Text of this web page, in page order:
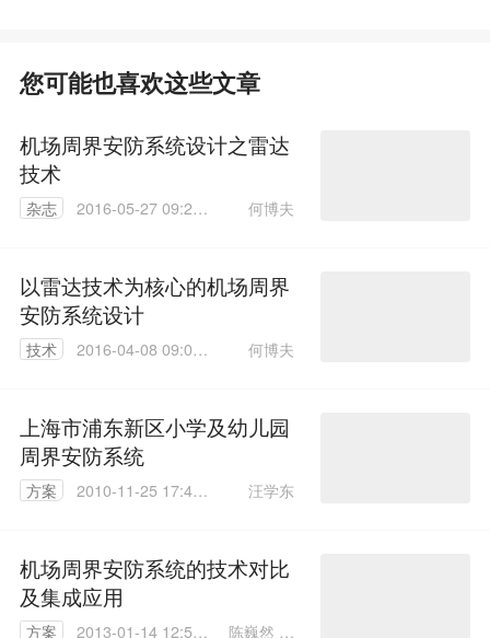
您可能也喜欢这些文章
机场周界安防系统设计之雷达
技术
杂志
2016-05-27 09:27:
何博夫
以雷达技术为核心的机场周界
安防系统设计
技术
2016-04-08 09:06:
何博夫
上海市浦东新区小学及幼儿园
周界安防系统
方案
2010-11-25 17:47:
汪学东
机场周界安防系统的技术对比
及集成应用
方案 2013-01-14 12:53: 陈巍然 杜